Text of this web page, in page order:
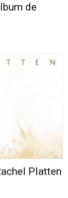
de
Platten